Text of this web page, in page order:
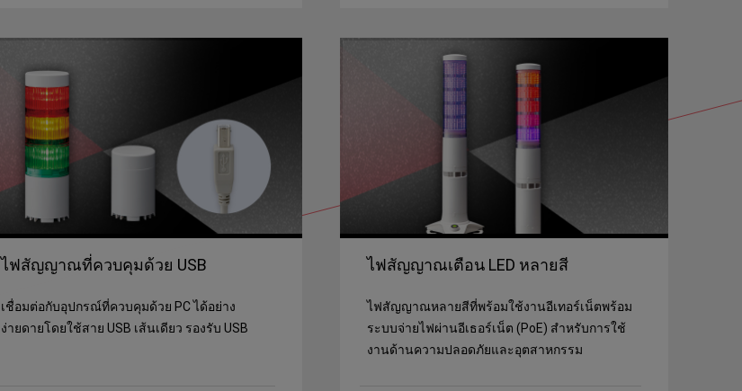
ไฟสัญญาณที่ควบคุมด้วย USB
เชื่อมต่อกับอุปกรณ์ที่ควบคุมด้วย PC ได้อย่าง
ง่ายดายโดยใช้สาย USB เส้นเดียว รองรับ USB
ไฟสัญญาณเตือน LED หลายสี
ไฟสัญญาณหลายสีที่พร้อมใช้งานอีเทอร์เน็ตพร้อม
ระบบจ่ายไฟผ่านอีเธอร์เน็ต (PoE) สำหรับการใช้
งานด้านความปลอดภัยและอุตสาหกรรม